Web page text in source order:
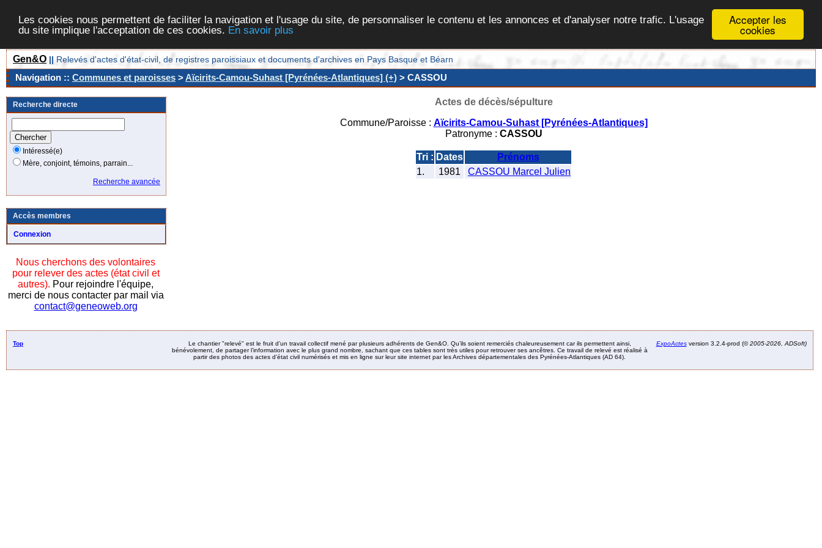
Accepter les
cookies
Les cookies nous permettent de faciliter la navigation et l'usage du site, de personnaliser le contenu et les annonces et d'analyser notre trafic. L'usage
du site implique l'acceptation de ces cookies. En savoir plus
Gen&O || Relevés d'actes d'état-civil, de registres paroissiaux et documents d'archives en Pays Basque et Béarn
Navigation :: Communes et paroisses >Aïcirits-Camou-Suhast [Pyrénées-Atlantiques] (+) > CASSOU
Recherche directe
Intéressé(e)
Mère, conjoint, témoins, parrain...
Recherche avancée
Accès membres
Connexion
Nous cherchons des volontaires
pour relever des actes (état civil et
autres). Pour rejoindre l'équipe,
merci de nous contacter par mail via
contact@geneoweb.org
Actes de décès/sépulture
Commune/Paroisse : Aïcirits-Camou-Suhast [Pyrénées-Atlantiques]
Patronyme : CASSOU
Tri : Dates
Prénoms
1.
1981 CASSOU Marcel Julien
Top
Le chantier "relevé" est le fruit d’un travail collectif mené par plusieurs adhérents de Gen&O. Qu’ils soient remerciés chaleureusement car ils permettent ainsi,
bénévolement, de partager l’information avec le plus grand nombre, sachant que ces tables sont très utiles pour retrouver ses ancêtres. Ce travail de relevé est réalisé à
partir des photos des actes d’état civil numérisés et mis en ligne sur leur site internet par les Archives départementales des Pyrénées-Atlantiques (AD 64).
ExpoActesversion 3.2.4-prod (©2005-2026, ADSoft)